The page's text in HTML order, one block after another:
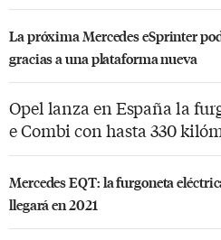
La próxima Mercedes eSprinter
gracias a una plataforma nueva
Opel lanza en España la
e Combi con hasta 330
Mercedes EQT: la furgoneta
llegará en 2021